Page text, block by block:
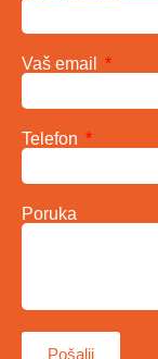
Vaš email
Telefon
Poruka
Pošalji